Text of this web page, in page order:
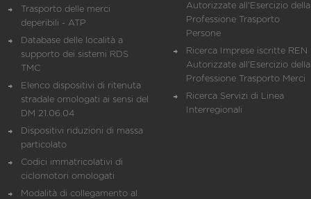
Trasporto delle merci
deperibili - ATP
Database delle località a
supporto dei sistemi RDS
TMC
Elenco dispositivi di ritenuta
stradale omologati ai sensi del
DM 21.06.04
Dispositivi riduzioni di massa
particolato
Codici immatricolativi di
ciclomotori omologati
Modalità di collegamento al
Autorizzate all'Esercizio della
Professione Trasporto
Persone
Ricerca Imprese iscritte REN
Autorizzate all'Esercizio della
Professione Trasporto Merci
Ricerca Servizi di Linea
Interregionali